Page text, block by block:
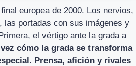
europea de 2000. Los nervios,
las portadas con sus imágenes y
el vértigo ante la grada a
cómo la grada se transforma
Prensa, afición y rivales